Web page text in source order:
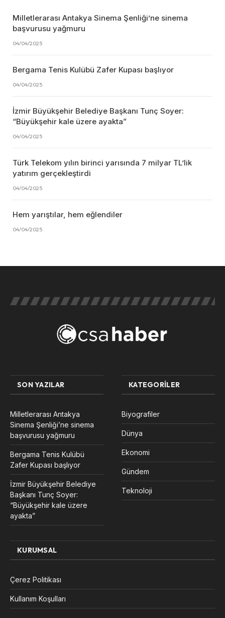
Milletlerarası Antakya Sinema Şenliği’ne sinema
başvurusu yağmuru
04/04/2025
Bergama Tenis Kulübü Zafer Kupası başlıyor
04/04/2025
İzmir Büyükşehir Belediye Başkanı Tunç Soyer:
“Büyükşehir kale üzere ayakta”
04/04/2025
Türk Telekom yılın birinci yarısında 7 milyar TL’lik
yatırım gerçekleştirdi
04/04/2025
Hem yarıştılar, hem eğlendiler
04/04/2025
SON YAZILAR
Milletlerarası Antakya
Sinema Şenliği’ne sinema
başvurusu yağmuru
Bergama Tenis Kulübü
Zafer Kupası başlıyor
İzmir Büyükşehir Belediye
Başkanı Tunç Soyer:
“Büyükşehir kale üzere
ayakta”
KATEGORILER
Biyografiler
Dünya
Ekonomi
Gündem
Teknoloji
KURUMSAL
Çerez Politikası
Kullanım Koşulları